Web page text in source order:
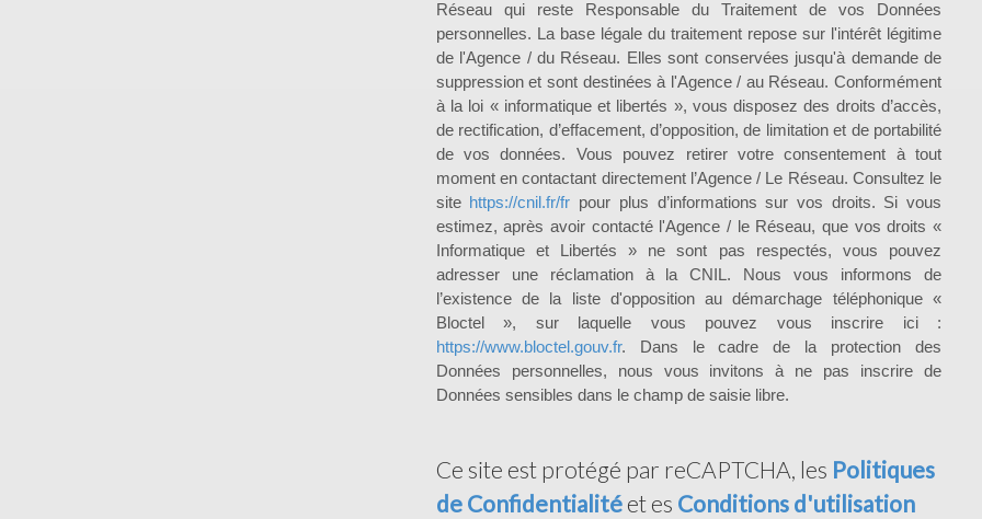
Réseau qui reste Responsable du Traitement de vos Données
personnelles. La base légale du traitement repose sur l'intérêt légitime
de l'Agence / du Réseau. Elles sont conservées jusqu'à demande de
suppression et sont destinées à l'Agence / au Réseau. Conformément
à la loi « informatique et libertés », vous disposez des droits d’accès,
de rectification, d’effacement, d’opposition, de limitation et de portabilité
de vos données. Vous pouvez retirer votre consentement à tout
moment en contactant directement l’Agence / Le Réseau. Consultez le
site https://cnil.fr/fr pour plus d’informations sur vos droits. Si vous
estimez, après avoir contacté l'Agence / le Réseau, que vos droits «
Informatique et Libertés » ne sont pas respectés, vous pouvez
adresser une réclamation à la CNIL. Nous vous informons de
l’existence de la liste d'opposition au démarchage téléphonique «
Bloctel », sur laquelle vous pouvez vous inscrire ici :
https://www.bloctel.gouv.fr. Dans le cadre de la protection des
Données personnelles, nous vous invitons à ne pas inscrire de
Données sensibles dans le champ de saisie libre.
Ce site est protégé par reCAPTCHA, les Politiques
de Confidentialitéet es Conditions d'utilisation